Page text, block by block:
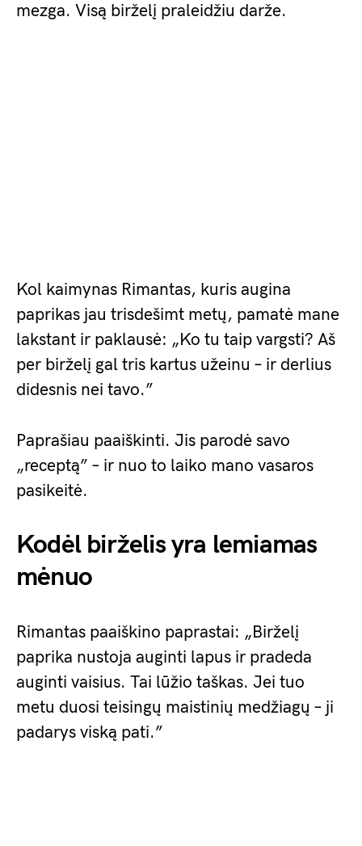
mezga. Visą birželį praleidžiu darže.
Kol kaimynas Rimantas, kuris augina
paprikas jau trisdešimt metų, pamatė mane
lakstant ir paklausė: „Ko tu taip vargsti? Aš
per birželį gal tris kartus užeinu – ir derlius
didesnis nei tavo.”
Paprašiau paaiškinti. Jis parodė savo
„receptą” – ir nuo to laiko mano vasaros
pasikeitė.
Kodėl birželis yra lemiamas
mėnuo
Rimantas paaiškino paprastai: „Birželį
paprika nustoja auginti lapus ir pradeda
auginti vaisius. Tai lūžio taškas. Jei tuo
metu duosi teisingų maistinių medžiagų – ji
padarys viską pati.”